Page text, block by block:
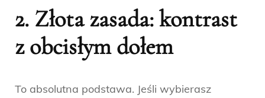
2. Złota zasada: kontrast
z obcisłym dołem
To absolutna podstawa. Jeśli wybierasz